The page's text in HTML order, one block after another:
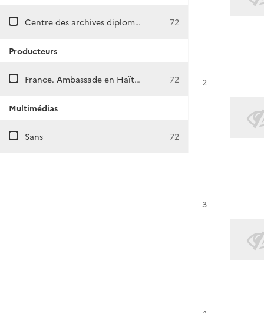
Centre des archives diplomatiques de Nantes 72
Producteurs
France. Ambassade en Haïti (Port-au-Prince) 72
Multimédias
Sans 72
Résultat n°
2
Résultat n°
3